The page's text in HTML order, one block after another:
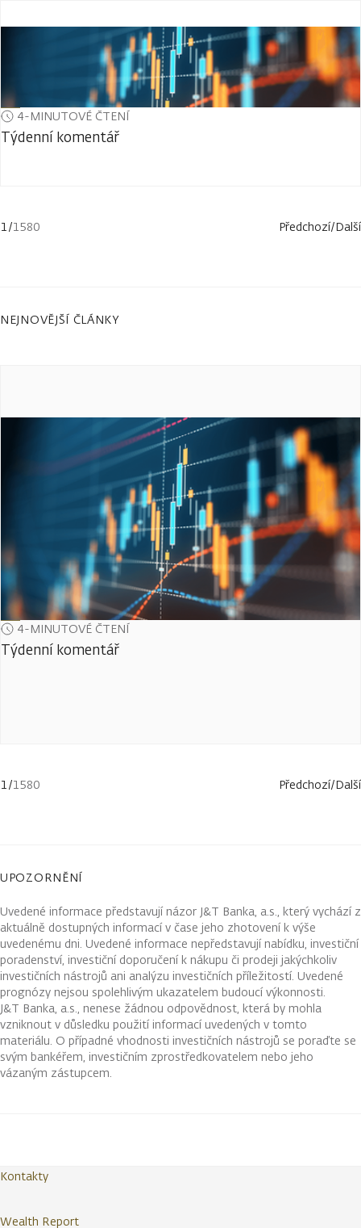
4-MINUTOVÉ ČTENÍ
Týdenní komentář
1/1580 Předchozí/Další
NEJNOVĚJŠÍ ČLÁNKY
4-MINUTOVÉ ČTENÍ
Týdenní komentář
1/1580 Předchozí/Další
UPOZORNĚNÍ
Uvedené informace představují názor J&T Banka, a.s., který vychází z
aktuálně dostupných informací v čase jeho zhotovení k výše
uvedenému dni. Uvedené informace nepředstavují nabídku, investiční
poradenství, investiční doporučení k nákupu či prodeji jakýchkoliv
investičních nástrojů ani analýzu investičních příležitostí. Uvedené
prognózy nejsou spolehlivým ukazatelem budoucí výkonnosti.
J&T Banka, a.s., nenese žádnou odpovědnost, která by mohla
vzniknout v důsledku použití informací uvedených v tomto
materiálu. O případné vhodnosti investičních nástrojů se poraďte se
svým bankéřem, investičním zprostředkovatelem nebo jeho
vázaným zástupcem.
Kontakty
Wealth Report